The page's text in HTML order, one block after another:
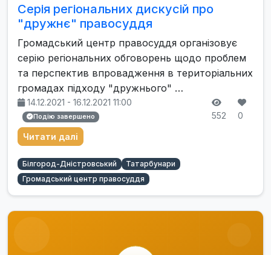
Серія регіональних дискусій про
"дружнє" правосуддя
Громадський центр правосуддя організовує
серію регіональних обговорень щодо проблем
та перспектив впровадження в територіальних
громадах підходу "дружнього" …
14.12.2021 - 16.12.2021 11:00
Подію завершено 552 0
Читати далі
Білгород-Дністровський
Татарбунари
Громадський центр правосуддя